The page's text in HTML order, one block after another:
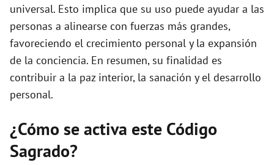
universal. Esto implica que su uso puede ayudar a las
personas a alinearse con fuerzas más grandes,
favoreciendo el crecimiento personal y la expansión
de la conciencia. En resumen, su finalidad es
contribuir a la paz interior, la sanación y el desarrollo
personal.
¿Cómo se activa este Código
Sagrado?